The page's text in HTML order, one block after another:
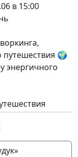
в 15:00
путешествия 🌍
энергичного